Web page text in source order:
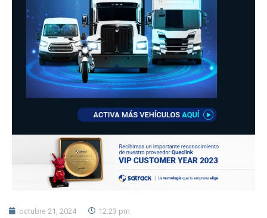
octubre 21, 2024 12:23 pm